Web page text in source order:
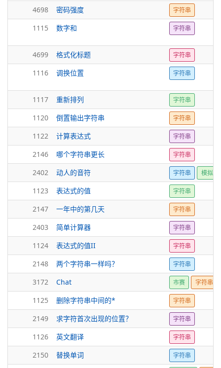
4698 密码强度 字符串
1115 数字和 字符串
4699 格式化标题 字符串
1116 调换位置 字符串
1117 重新排列 字符串
1120 倒置输出字符串 字符串
1122 计算表达式 字符串
2146 哪个字符串更长 字符串
2402 动人的音符 字符串 模拟
1123 表达式的值 字符串
2147 一年中的第几天 字符串
2403 简单计算器 字符串
1124 表达式的值II 字符串
2148 两个字符串一样吗？ 字符串
3172 Chat 市赛 字符串
1125 删除字符串中间的* 字符串
2149 求字符首次出现的位置？ 字符串
1126 英文翻译 字符串
2150 替换单词 字符串